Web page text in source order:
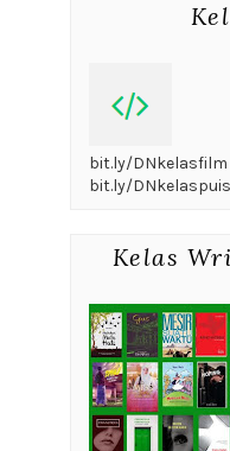
bit.ly/
bit.ly/
Kelas